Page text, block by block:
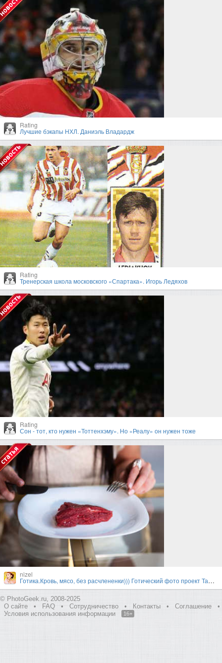
Rating
Лучшие бэкапы НХЛ. Даниэль Владардж
Rating
Тренерская школа московского «Спартака». Игорь Ледяхов
Rating
Сон - тот, кто нужен «Тоттенхэму». Но «Реалу» он нужен тоже
nizel
Готика.Кровь, мясо, без расчлененки))) Готический фото проект Тамары Нижельской и Валерии
© PhotoGeek.ru, 2008-2025
О сайте
• FAQ • Сотрудничество • Контакты • Соглашение
•
Условия использования информации
16+